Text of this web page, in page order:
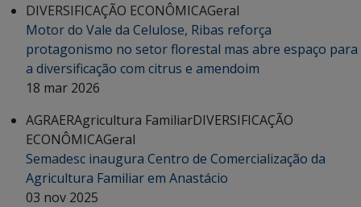
DIVERSIFICAÇÃO ECONÔMICAGeral
Motor do Vale da Celulose, Ribas reforça
protagonismo no setor florestal mas abre espaço para
a diversificação com citrus e amendoim
18 mar 2026
AGRAERAgricultura FamiliarDIVERSIFICAÇÃO
ECONÔMICAGeral
Semadesc inaugura Centro de Comercialização da
Agricultura Familiar em Anastácio
03 nov 2025